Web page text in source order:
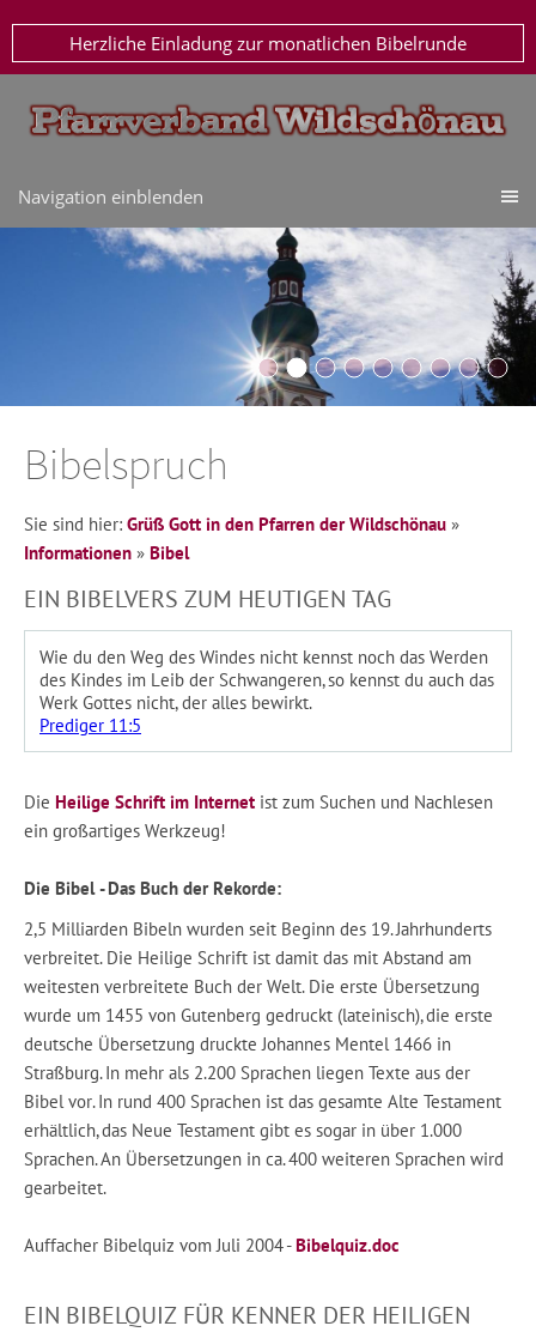
Herzliche Einladung zur monatlichen Bibelrunde
Navigation einblenden
Bibelspruch
Sie sind hier: Grüß Gott in den Pfarren der Wildschönau »
Informationen » Bibel
EIN BIBELVERS ZUM HEUTIGEN TAG
Wie du den Weg des Windes nicht kennst noch das Werden
des Kindes im Leib der Schwangeren, so kennst du auch das
Werk Gottes nicht, der alles bewirkt.
Prediger 11:5
Die Heilige Schrift im Internet ist zum Suchen und Nachlesen
ein großartiges Werkzeug!
Die Bibel - Das Buch der Rekorde:
2,5 Milliarden Bibeln wurden seit Beginn des 19. Jahrhunderts
verbreitet. Die Heilige Schrift ist damit das mit Abstand am
weitesten verbreitete Buch der Welt. Die erste Übersetzung
wurde um 1455 von Gutenberg gedruckt (lateinisch), die erste
deutsche Übersetzung druckte Johannes Mentel 1466 in
Straßburg. In mehr als 2.200 Sprachen liegen Texte aus der
Bibel vor. In rund 400 Sprachen ist das gesamte Alte Testament
erhältlich, das Neue Testament gibt es sogar in über 1.000
Sprachen. An Übersetzungen in ca. 400 weiteren Sprachen wird
gearbeitet.
Auffacher Bibelquiz vom Juli 2004 -Bibelquiz.doc
EIN BIBELQUIZ FÜR KENNER DER HEILIGEN